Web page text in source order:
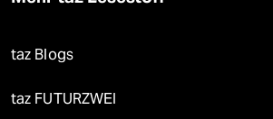
taz Blogs
taz FUTURZWEI